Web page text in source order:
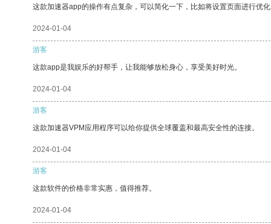
这款加速器app的操作有点复杂，可以简化一下，比如将设置页面进行优
2024-01-04
游客
这款app是我娱乐的好帮手，让我能够放松身心，享受美好时光。
2024-01-04
游客
这款加速器VPM应用程序可以给你提供全球覆盖和最高安全性的连接。
2024-01-04
游客
这款软件的价格非常实惠，值得推荐。
2024-01-04